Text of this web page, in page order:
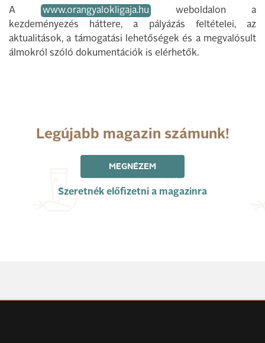
A www.orangyalokligaja.hu
weboldalon a
kezdeményezés háttere, a pályázás feltételei, az
aktualitások, a támogatási lehetőségek és a megvalósult
álmokról szóló dokumentációk is elérhetők.
Legújabb magazin számunk!
MEGNÉZEM
Szeretnék előfizetni a magazinra